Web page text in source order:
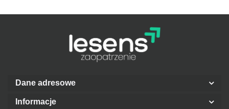
Dane adresowe
Informacje